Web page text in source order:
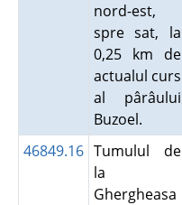
nord-est,
spre sat, la
0,25 km de
actualul curs
al pârâului
Buzoel.
46849.16 Tumulul de
la
Ghergheasa